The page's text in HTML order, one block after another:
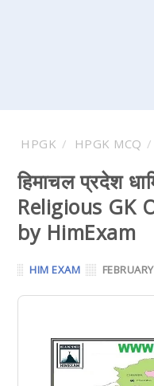
HPGK HPGK MCQ
हिमाचल प्रदेश
Religious GK
by HimExam
HIM EXAM